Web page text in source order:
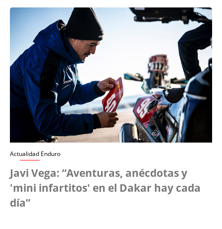
Actualidad Enduro
Javi Vega: “Aventuras, anécdotas y
'mini infartitos' en el Dakar hay cada
día”